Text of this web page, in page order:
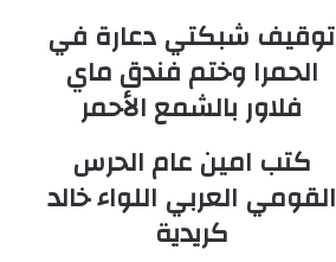
توقيف شبكتي دعارة في
الحمرا وختم فندق ماي
فلاور بالشمع الأحمر
كتب امين عام الحرس
القومي العربي اللواء خالد
كريدية